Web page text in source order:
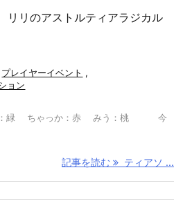
リのアストルティアラジカル
プレイヤーイベント ,
ョン
緑 ちゃっか：赤 みう：桃 今
記事を読む ティアソ ...